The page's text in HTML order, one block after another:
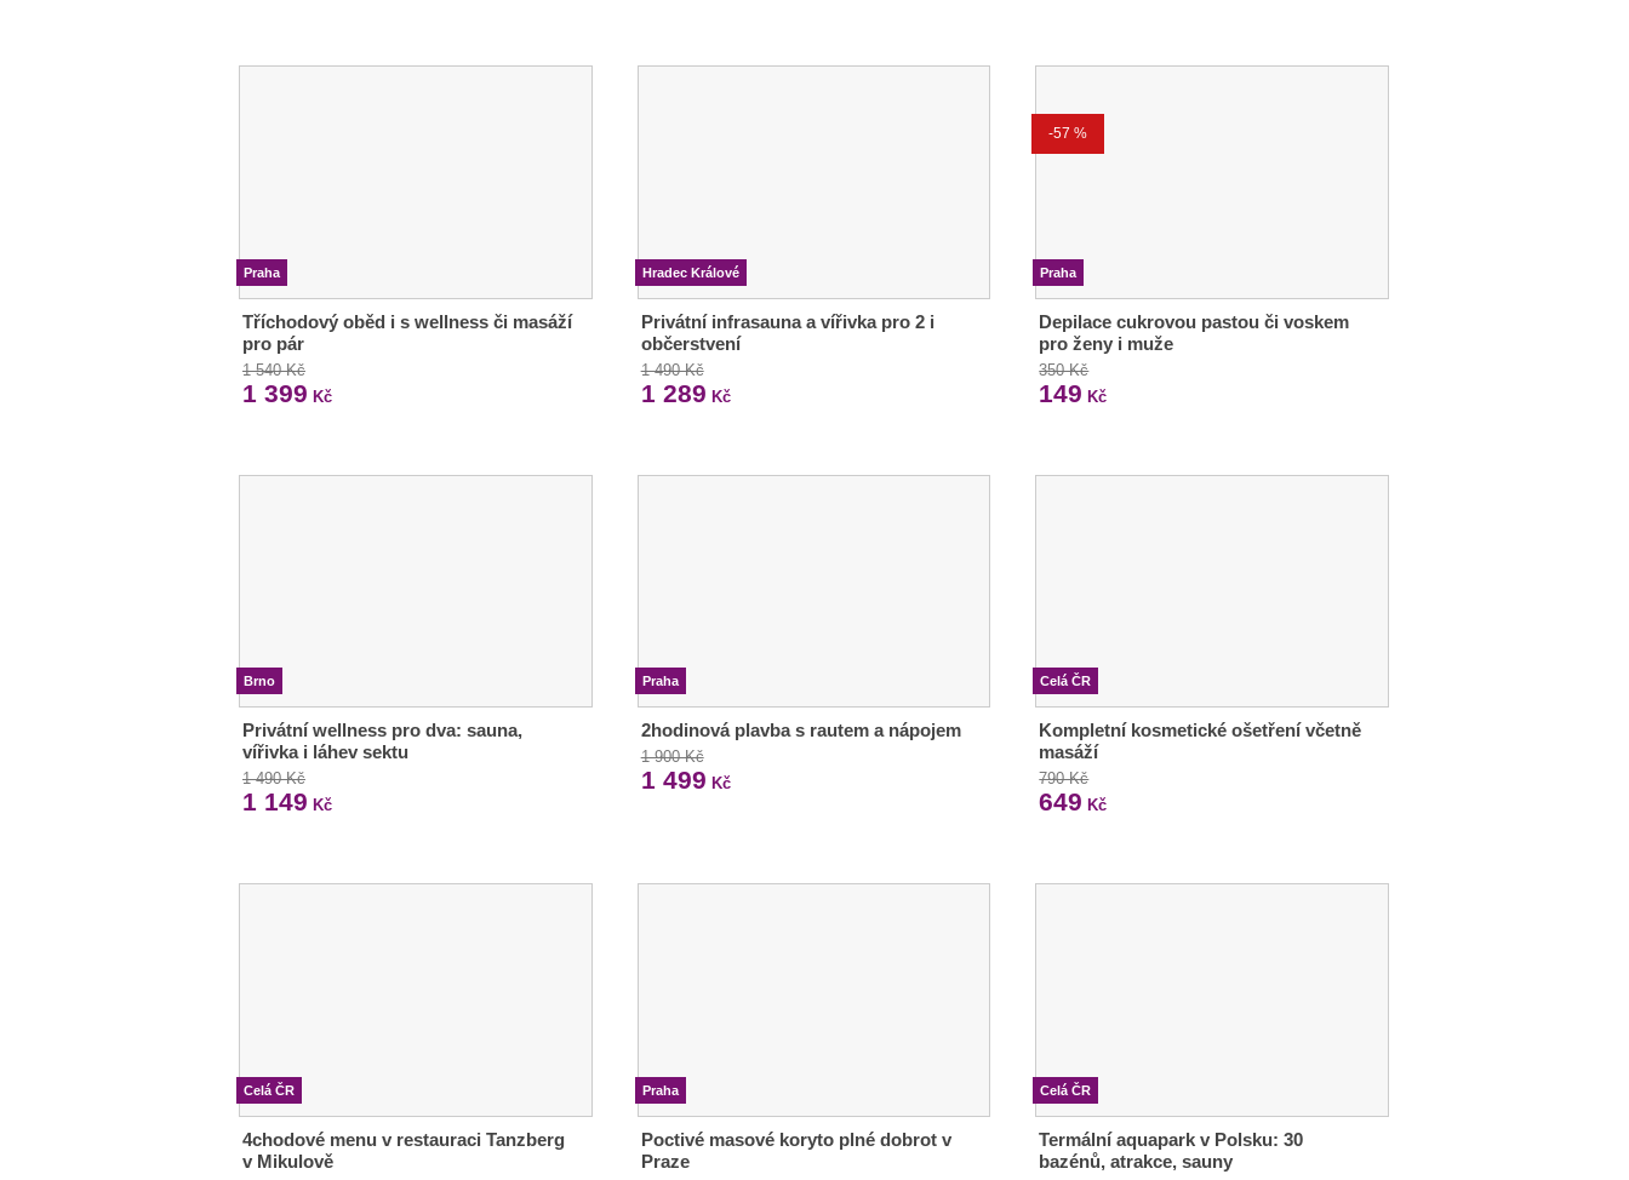
Praha
Tříchodový oběd i s wellness či masáží
pro pár
1 540 Kč
1 399 Kč
Hradec Králové
Privátní infrasauna a vířivka pro 2 i
občerstvení
1 490 Kč
1 289 Kč
-57 %
Praha
Depilace cukrovou pastou či voskem
pro ženy i muže
350 Kč
149 Kč
Brno
Privátní wellness pro dva: sauna,
vířivka i láhev sektu
1 490 Kč
1 149 Kč
Praha
2hodinová plavba s rautem a nápojem
1 900 Kč
1 499 Kč
Celá ČR
Kompletní kosmetické ošetření včetně
masáží
790 Kč
649 Kč
Celá ČR
4chodové menu v restauraci Tanzberg
v Mikulově
Praha
Poctivé masové koryto plné dobrot v
Praze
Celá ČR
Termální aquapark v Polsku: 30
bazénů, atrakce, sauny